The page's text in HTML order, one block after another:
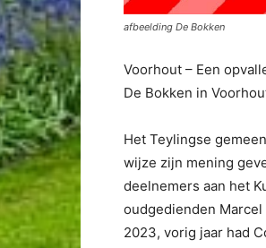
afbeelding De Bokken
Voorhout – Een
De Bokken in
Het Teylingse
wijze zijn mening
deelnemers aan het
oudgedienden Marcel
2023, vorig jaar had